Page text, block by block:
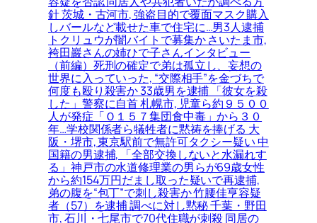
針 茨城・古河市, 強盗目的で覆面マスク購入
しバールなど載せた車で住宅に…男3人逮捕
トクリュウが闇バイトで募集か さいたま市,
袴田巖さんの姉ひで子さんインタビュー
（前編）死刑の確定で弟は孤立し、妄想の
世界に入っていった, “交際相手”を金づちで
何度も殴り殺害か 33歳男を逮捕 「彼女を殺
した」警察に自首 札幌市, 児童ら約９５００
人が発症「Ｏ１５７集団食中毒」から３０
年…学校関係者ら犠牲者に黙祷を捧げる 大
阪・堺市, 東京駅前で無許可タクシー疑い 中
国籍の男逮捕, 「全部交換しないと水漏れす
る」神戸市の水道修理業の男らが69歳女性
から約154万円だまし取った疑いで再逮捕,
弟の腹を“包丁”で刺し殺害か 竹腰佳亨容疑
者（57）を逮捕 調べに対し黙秘 千葉・野田
市, 石川・七尾市で70代住職が刺殺 同居の